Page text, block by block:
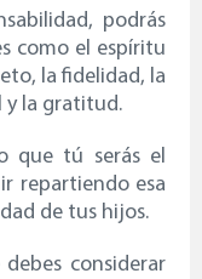
podrás
como el espíritu
la fidelidad, la
y la gratitud.
que tú serás el
repartiendo esa
de tus hijos.
considerar